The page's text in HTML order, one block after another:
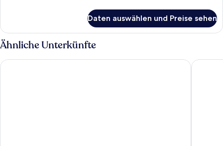
2 Queen-
Betten,
Nichtraucher
Daten auswählen und Preise sehen
Ähnliche Unterkünfte
Fairfield Inn & Suites By Marriott Minneapolis DowntownTru By